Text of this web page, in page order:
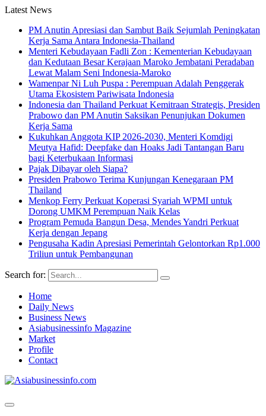
Latest News
PM Anutin Apresiasi dan Sambut Baik Sejumlah Peningkatan
Kerja Sama Antara Indonesia-Thailand
Menteri Kebudayaan Fadli Zon : Kementerian Kebudayaan
dan Kedutaan Besar Kerajaan Maroko Jembatani Peradaban
Lewat Malam Seni Indonesia-Maroko
Wamenpar Ni Luh Puspa : Perempuan Adalah Penggerak
Utama Ekosistem Pariwisata Indonesia
Indonesia dan Thailand Perkuat Kemitraan Strategis, Presiden
Prabowo dan PM Anutin Saksikan Penunjukan Dokumen
Kerja Sama
Kukuhkan Anggota KIP 2026-2030, Menteri Komdigi
Meutya Hafid: Deepfake dan Hoaks Jadi Tantangan Baru
bagi Keterbukaan Informasi
Pajak Dibayar oleh Siapa?
Presiden Prabowo Terima Kunjungan Kenegaraan PM
Thailand
Menkop Ferry Perkuat Koperasi Syariah WPMI untuk
Dorong UMKM Perempuan Naik Kelas
Program Pemuda Bangun Desa, Mendes Yandri Perkuat
Kerja dengan Jepang
Pengusaha Kadin Apresiasi Pemerintah Gelontorkan Rp1.000
Triliun untuk Pembangunan
Search for:
Home
Daily News
Business News
Asiabusinessinfo Magazine
Market
Profile
Contact